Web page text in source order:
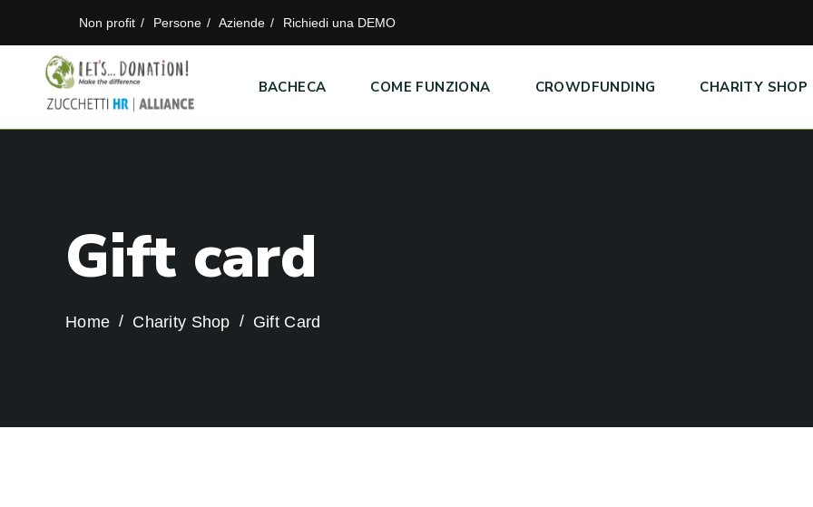
Non profit Persone Aziende Richiedi una DEMO
BACHECA COME FUNZIONA CROWDFUNDING CHARITY SHOP
Gift card
Home Charity Shop Gift Card